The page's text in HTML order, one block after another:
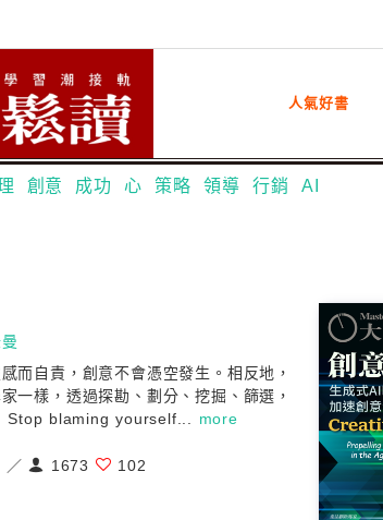
人氣好書
創意 成功 心 策略 領導 行銷 AI
而自責，創意不會憑空發生。相反地，
一樣，透過探勘、劃分、挖掘、篩選，
Stop blaming yourself... more
／ 1673 102